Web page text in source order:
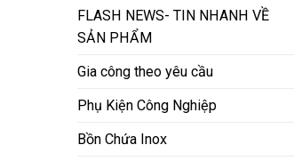
FLASH NEWS- TIN NHANH VỀ
SẢN PHẨM
Gia công theo yêu cầu
Phụ Kiện Công Nghiệp
Bồn Chứa Inox